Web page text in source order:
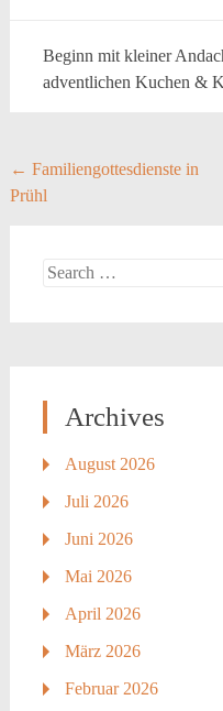
Beginn mit kleiner
adventlichen Kuchen &
Post
navigation
← Familiengottesdienste in
Prühl
Search
Archives
August 2026
Juli 2026
Juni 2026
Mai 2026
April 2026
März 2026
Februar 2026